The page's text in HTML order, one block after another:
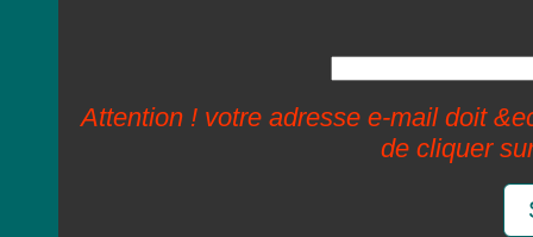
Attention ! votre adresse e-mail doit
de cliquer